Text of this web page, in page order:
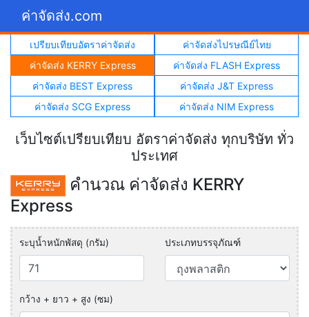
ค่าจัดส่ง.com
เปรียบเทียบอัตราค่าจัดส่ง
ค่าจัดส่งไปรษณีย์ไทย
ค่าจัดส่ง KERRY Express
ค่าจัดส่ง FLASH Express
ค่าจัดส่ง BEST Express
ค่าจัดส่ง J&T Express
ค่าจัดส่ง SCG Express
ค่าจัดส่ง NIM Express
เว็บไซต์เปรียบเทียบ อัตราค่าจัดส่ง ทุกบริษัท ทั่ว
ประเทศ
คำนวณ ค่าจัดส่ง KERRY
Express
ระบุน้ำหนักพัสดุ (กรัม) ประเภทบรรจุภัณฑ์
กว้าง + ยาว + สูง (ซม)